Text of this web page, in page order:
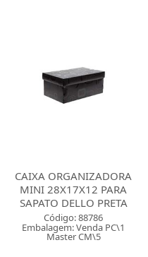
CAIXA ORGANIZADORA
MINI 28X17X12 PARA
SAPATO DELLO PRETA
Código: 88786
Embalagem: Venda PC\1
Master CM\5